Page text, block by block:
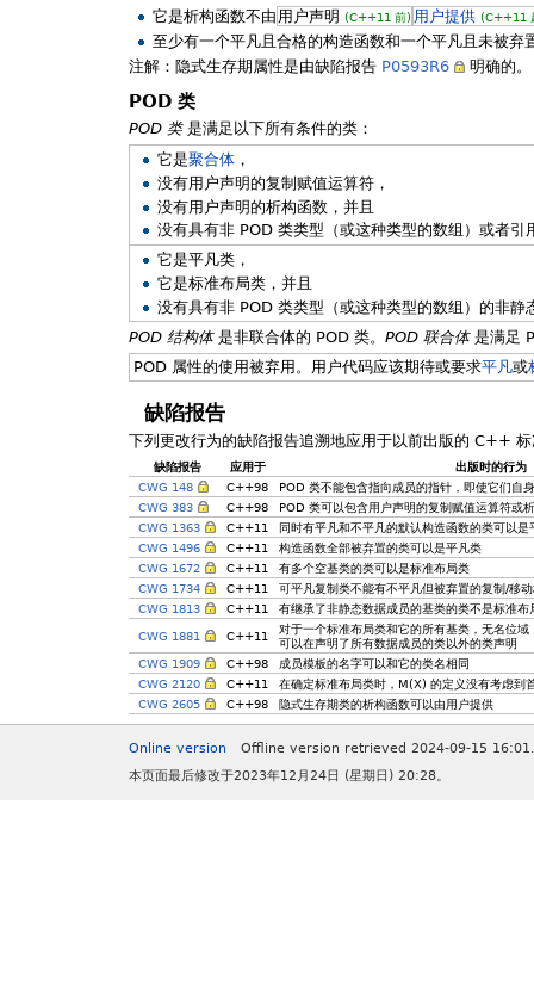
它是析构函数不由 用户声明 (C++11 前) 用户提供 (C++11
至少有一个平凡且合格的构造函数和一个平凡且未被弃
注解：隐式生存期属性是由缺陷报告 P0593R6 明确的。
POD 类
POD 类是满足以下所有条件的类：
它是聚合体 ，
没有用户声明的复制赋值运算符，
没有用户声明的析构函数，并且
没有具有非 POD 类类型（或这种类型的数组）或者引
它是平凡类，
它是标准布局类，并且
没有具有非 POD 类类型（或这种类型的数组）的非静
POD 结构体是非联合体的 POD 类。 POD 联合体是满足
POD 属性的使用被弃用。用户代码应该期待或要求平凡或
缺陷报告
下列更改行为的缺陷报告追溯地应用于以前出版的 C++
缺陷报告 应用于
出版时的行为
CWG 148
C++98
POD 类不能包含指向成员的指针，即使它们自
CWG 383
C++98
POD 类可以包含用户声明的复制赋值运算符或
CWG 1363
C++11
同时有平凡和不平凡的默认构造函数的类可以是
CWG 1496
C++11
构造函数全部被弃置的类可以是平凡类
CWG 1672
C++11
有多个空基类的类可以是标准布局类
CWG 1734
C++11
可平凡复制类不能有不平凡但被弃置的复制/移
CWG 1813
C++11
有继承了非静态数据成员的基类的类不是标准布
CWG 1881
C++11
对于一个标准布局类和它的所有基类，无名位域
可以在声明了所有数据成员的类以外的类声明
CWG 1909
C++98
成员模板的名字可以和它的类名相同
CWG 2120
C++11
在确定标准布局类时，M(X) 的定义没有考虑到
CWG 2605
C++98 隐式生存期类的析构函数可以由用户提供
Online version
Offline version retrieved 2024-09-15 16:01.
本页面最后修改于2023年12月24日 (星期日) 20:28。